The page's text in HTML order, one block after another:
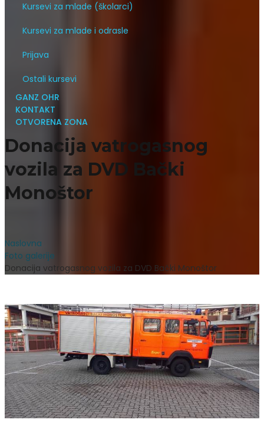
Kursevi za mlade (školarci)
Kursevi za mlade i odrasle
Prijava
Ostali kursevi
GANZ OHR
KONTAKT
OTVORENA ZONA
Donacija vatrogasnog
vozila za DVD Bački
Monoštor
Naslovna
Foto galerije
Donacija vatrogasnog vozila za DVD Bački Monoštor